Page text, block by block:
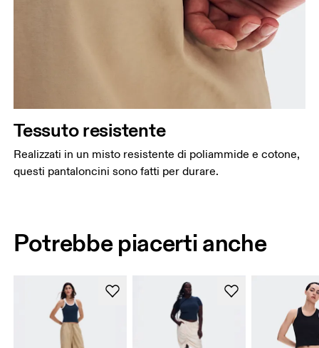
Tessuto resistente
Realizzati in un misto resistente di poliammide e cotone,
questi pantaloncini sono fatti per durare.
Potrebbe piacerti anche